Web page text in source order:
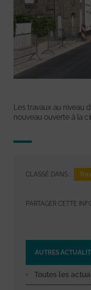
Les travaux au niveau
nouveau ouverte à la
CLASSÉ DANS :
PARTAGER CETTE
AUTRES
Toutes les